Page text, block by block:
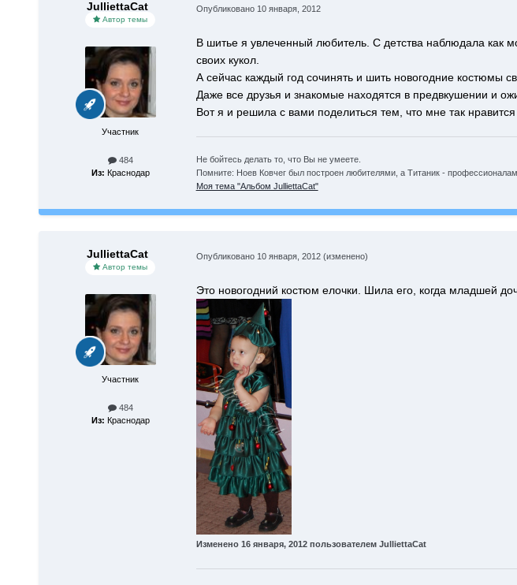
JulliettaCat
Автор темы
Участник
484
Из: Краснодар
Опубликовано 10 января, 2012
В шитье я увлеченный любитель. С детства наблюдала
своих кукол.
А сейчас каждый год сочинять и шить новогодние костюмы
Даже все друзья и знакомые находятся в предвкушении и
Вот я и решила с вами поделиться тем, что мне так нравится
Не бойтесь делать то, что Вы не умеете.
Помните: Ноев Ковчег был построен любителями, а Титаник -
Моя тема "Альбом JulliettaCat"
JulliettaCat
Автор темы
Участник
484
Из: Краснодар
Опубликовано 10 января, 2012 (изменено)
Это новогодний костюм елочки. Шила его, когда младшей
Изменено 16 января, 2012пользователем JulliettaCat